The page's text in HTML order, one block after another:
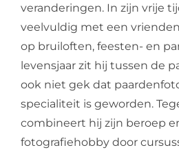
veranderingen. In zijn vrije
veelvuldig met een
op bruiloften, feesten- en
levensjaar zit hij tussen de
ook niet gek dat
specialiteit is geworden.
combineert hij zijn beroep
fotografiehobby door